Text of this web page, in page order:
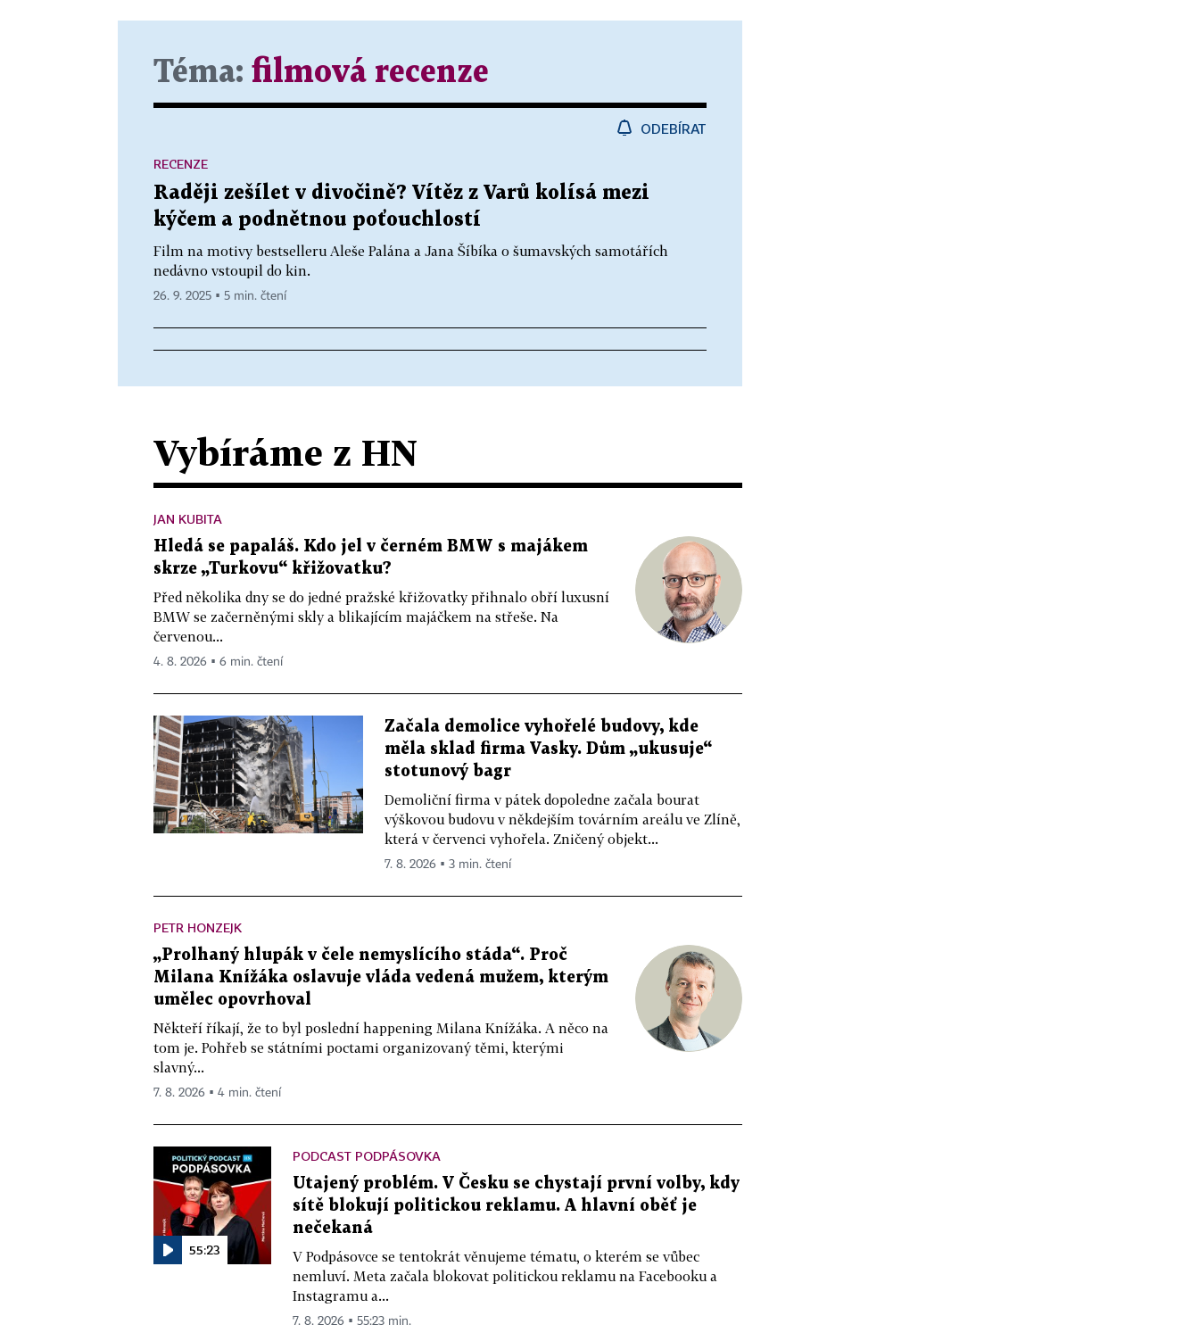
Téma: filmová recenze
ODEBÍRAT
Raději zešílet v divočině? Vítěz z Varů kolísá mezi
kýčem a podnětnou poťouchlostí
Film na motivy bestselleru Aleše Palána a Jana Šíbíka o šumavských samotářích
nedávno vstoupil do kin.
RECENZE
26. 9. 2025 ▪ 5 min. čtení
Vybíráme z HN
JAN KUBITA
Hledá se papaláš. Kdo jel v černém BMW s majákem
skrze „Turkovu“ křižovatku?
Před několika dny se do jedné pražské křižovatky přihnalo obří luxusní
BMW se začerněnými skly a blikajícím majáčkem na střeše. Na
červenou...
4. 8. 2026 ▪ 6 min. čtení
Začala demolice vyhořelé budovy, kde
měla sklad firma Vasky. Dům „ukusuje“
stotunový bagr
Demoliční firma v pátek dopoledne začala bourat
výškovou budovu v někdejším továrním areálu ve Zlíně,
která v červenci vyhořela. Zničený objekt...
7. 8. 2026 ▪ 3 min. čtení
PETR HONZEJK
„Prolhaný hlupák v čele nemyslícího stáda“. Proč
Milana Knížáka oslavuje vláda vedená mužem, kterým
umělec opovrhoval
Někteří říkají, že to byl poslední happening Milana Knížáka. A něco na
tom je. Pohřeb se státními poctami organizovaný těmi, kterými
slavný...
7. 8. 2026 ▪ 4 min. čtení
55:23
PODCAST PODPÁSOVKA
Utajený problém. V Česku se chystají první volby, kdy
sítě blokují politickou reklamu. A hlavní oběť je
nečekaná
V Podpásovce se tentokrát věnujeme tématu, o kterém se vůbec
nemluví. Meta začala blokovat politickou reklamu na Facebooku a
Instagramu a...
7. 8. 2026 ▪ 55:23 min.